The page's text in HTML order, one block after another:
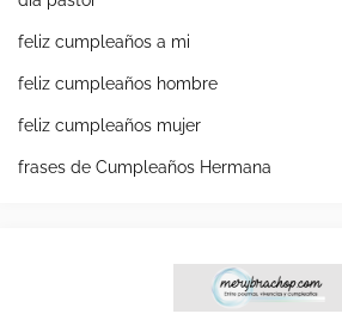
feliz cumpleaños a mi
feliz cumpleaños hombre
feliz cumpleaños mujer
frases de Cumpleaños Hermana